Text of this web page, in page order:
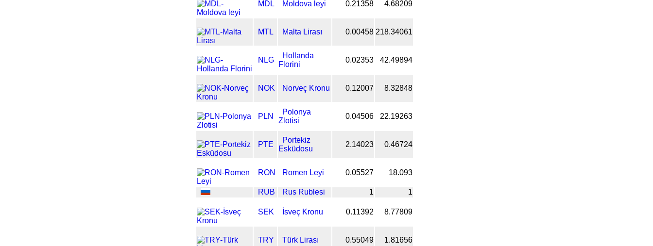
MDL Moldova leyi 0.21358 4.68209
MTL Malta Lirası 0.00458 218.34061
NLG
Hollanda
Florini
0.02353 42.49894
NOK Norveç Kronu 0.12007 8.32848
PLN
Polonya
Zlotisi
0.04506 22.19263
PTE
Portekiz
Esküdosu
2.14023 0.46724
RON Romen Leyi 0.05527 18.093
RUB Rus Rublesi 1 1
SEK İsveç Kronu 0.11392 8.77809
TRY Türk Lirası 0.55049 1.81656